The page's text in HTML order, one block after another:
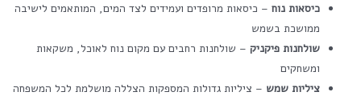
כיסאות נוח – כיסאות מרופדים ועמידים לצד המים, המותאמים לישיבה
ממושכת בשמש
שולחנות פיקניק – שולחנות רחבים עם מקום נוח לאוכל, משקאות
ומשחקים
ציליות שמש – ציליות גדולות המספקות הצללה מושלמת לכל המשפחה